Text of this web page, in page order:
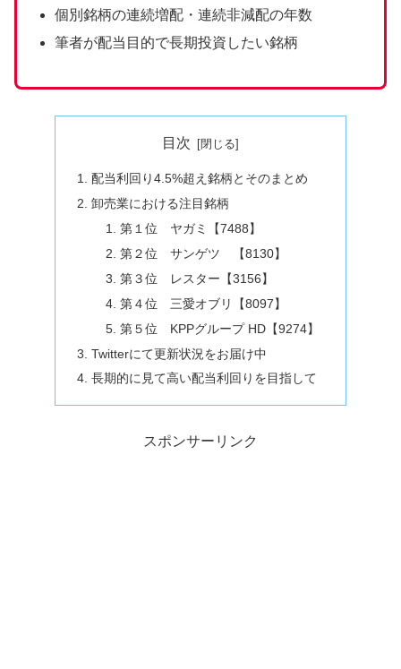
個別銘柄の連続増配・連続非減配の年数
筆者が配当目的で長期投資したい銘柄
目次
配当利回り4.5%超え銘柄とそのまとめ
卸売業における注目銘柄
第１位 ヤガミ【7488】
第２位 サンゲツ 【8130】
第３位 レスター【3156】
第４位 三愛オブリ【8097】
第５位 KPPグループ HD【9274】
Twitterにて更新状況をお届け中
長期的に見て高い配当利回りを目指して
スポンサーリンク